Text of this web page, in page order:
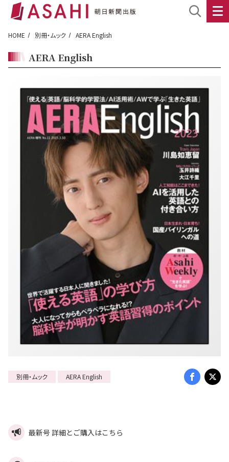
HOME 別冊・ムック AERA English
AERA English
別冊・ムック AERA English
最新号 詳細とご購入はこちら